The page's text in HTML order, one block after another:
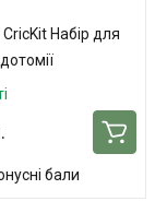
Набір для
бали